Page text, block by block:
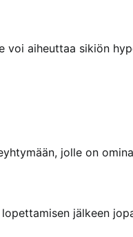
voi aiheuttaa sikiön
jolle on
jälkeen